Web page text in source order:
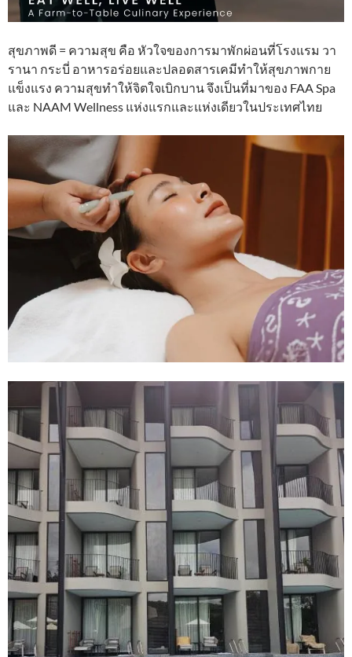
สุขภาพดี = ความสุข คือ หัวใจของการมาพักผ่อนที่โรงแรม วา
รานา กระบี่ อาหารอร่อยและปลอดสารเคมีทำให้สุขภาพกาย
แข็งแรง ความสุขทำให้จิตใจเบิกบาน จึงเป็นที่มาของ FAA Spa
และ NAAM Wellness แห่งแรกและแห่งเดียวในประเทศไทย